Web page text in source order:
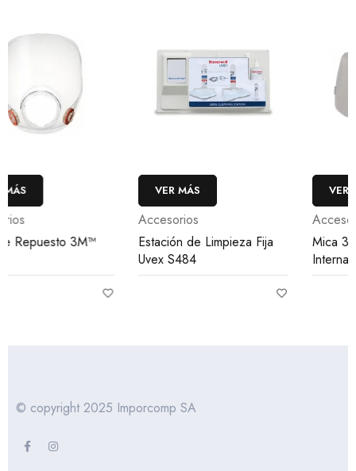
Accesorios
Estación de Limpieza Fija
Accesorios
Mica 3M™ Protección
Interna 9100
© copyright 2025 Imporcomp SA